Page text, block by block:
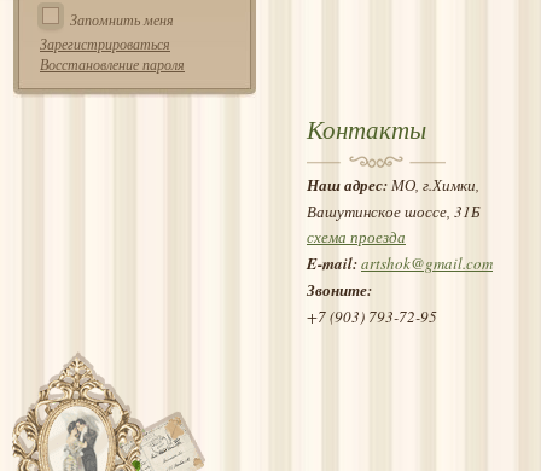
Запомнить меня
Зарегистрироваться
Восстановление пароля
Контакты
Наш адрес:МО, г.Химки,
Вашутинское шоссе, 31Б
схема проезда
E-mail:artshok@gmail.com
Звоните:
+7 (903) 793-72-95